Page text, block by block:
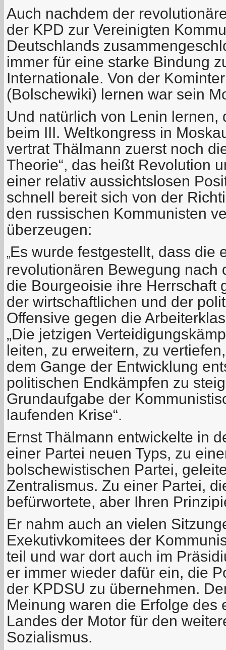
Auch nachdem der
der KPD zur Vereinigten
Deutschlands
immer für eine starke Bindung
Internationale. Von der
(Bolschewiki) lernen war sein
Und natürlich von Lenin lernen,
beim III. Weltkongress in
vertrat Thälmann zuerst noch
Theorie“, das heißt Revolution
einer relativ aussichtslosen
schnell bereit sich von der
den russischen Kommunisten
überzeugen:
„Es wurde festgestellt, dass die
revolutionären Bewegung nach
die Bourgeoisie ihre Herrschaft
der wirtschaftlichen und der
Offensive gegen die
„Die jetzigen
leiten, zu erweitern, zu
dem Gange der Entwicklung
politischen Endkämpfen zu
Grundaufgabe der
laufenden Krise“.
Ernst Thälmann entwickelte in
einer Partei neuen Typs, zu
bolschewistischen Partei,
Zentralismus. Zu einer Partei,
befürwortete, aber Ihren
Er nahm auch an vielen
Exekutivkomitees der
teil und war dort auch im
er immer wieder dafür ein, die
der KPDSU zu übernehmen.
Meinung waren die Erfolge des
Landes der Motor für den
Sozialismus.